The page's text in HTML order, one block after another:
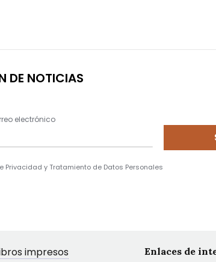
DE NOTICIAS
electrónico
Privacidad y Tratamiento de Datos Personales
impresos
Enlaces de